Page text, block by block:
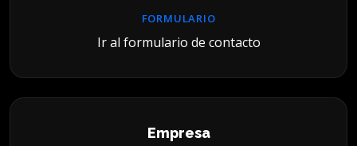
FORMULARIO
Ir al formulario de contacto
Empresa